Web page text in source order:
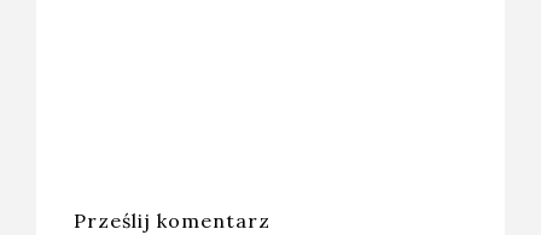
Prześlij komentarz